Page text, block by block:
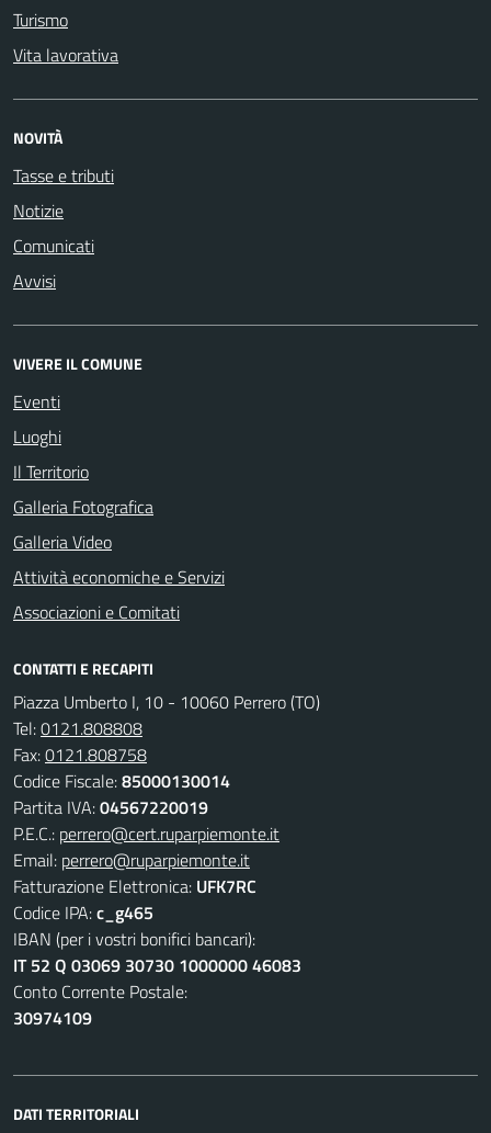
Turismo
Vita lavorativa
NOVITÀ
Tasse e tributi
Notizie
Comunicati
Avvisi
VIVERE IL COMUNE
Eventi
Luoghi
Il Territorio
Galleria Fotografica
Galleria Video
Attività economiche e Servizi
Associazioni e Comitati
CONTATTI E RECAPITI
Piazza Umberto I, 10 - 10060 Perrero (TO)
Tel:0121.808808
Fax:0121.808758
Codice Fiscale:85000130014
Partita IVA:04567220019
P.E.C.: perrero@cert.ruparpiemonte.it
Email: perrero@ruparpiemonte.it
Fatturazione Elettronica: UFK7RC
Codice IPA:c_g465
IBAN (per i vostri bonifici bancari):
IT 52 Q 03069 30730 1000000 46083
Conto Corrente Postale:
30974109
DATI TERRITORIALI